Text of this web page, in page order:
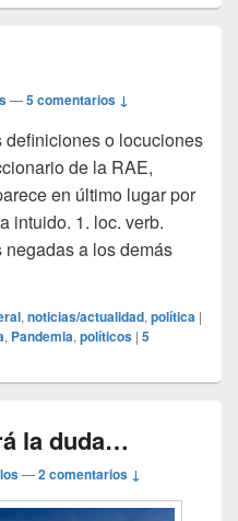
—5 comentarios ↓
definiciones o locuciones
de la RAE,
en último lugar por
intuido. 1. loc. verb.
a los demás
, noticias/actualidad, política |
, Pandemia, políticos | 5
la duda…
—2 comentarios ↓